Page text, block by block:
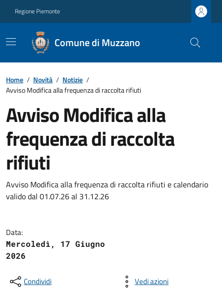
Regione Piemonte
Comune di Muzzano
Home / Novità / Notizie /
Avviso Modifica alla frequenza di raccolta rifiuti
Avviso Modifica alla
frequenza di raccolta
rifiuti
Avviso Modifica alla frequenza di raccolta rifiuti e calendario
valido dal 01.07.26 al 31.12.26
Data:
Mercoledì, 17 Giugno
2026
Condividi Vedi azioni